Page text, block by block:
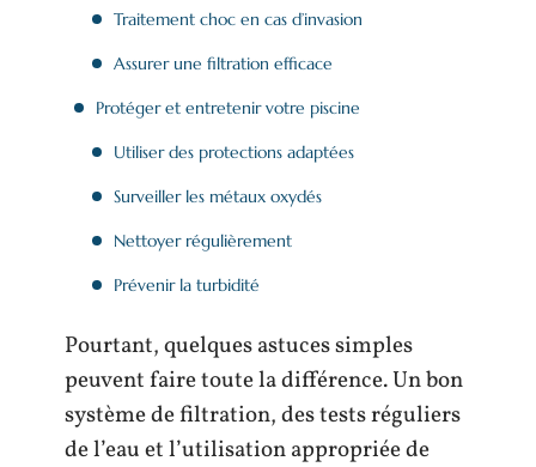
Traitement choc en cas d’invasion
Assurer une filtration efficace
Protéger et entretenir votre piscine
Utiliser des protections adaptées
Surveiller les métaux oxydés
Nettoyer régulièrement
Prévenir la turbidité
Pourtant, quelques astuces simples
peuvent faire toute la différence. Un bon
système de filtration, des tests réguliers
de l’eau et l’utilisation appropriée de